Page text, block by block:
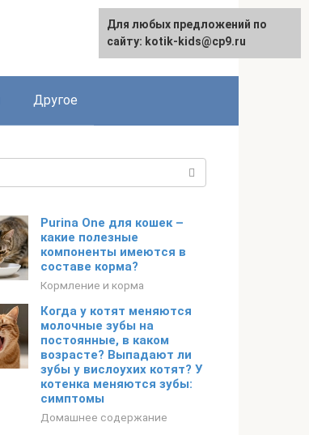
Другое
Purina One для кошек –
какие полезные
компоненты имеются в
составе корма?
Кормление и корма
Когда у котят меняются
молочные зубы на
постоянные, в каком
возрасте? Выпадают ли
зубы у вислоухих котят? У
котенка меняются зубы:
симптомы
Домашнее содержание
Для любых предложений по
сайту: kotik-kids@cp9.ru